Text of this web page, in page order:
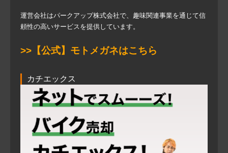
運営会社はパークアップ株式会社で、趣味関連事業を通じて信
頼性の高いサービスを提供しています。
>>【公式】モトメガネはこちら
カチエックス